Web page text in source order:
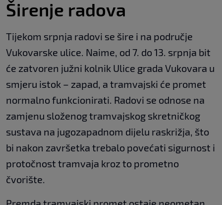
Širenje radova
Tijekom srpnja radovi se šire i na područje
Vukovarske ulice. Naime, od 7. do 13. srpnja bit
će zatvoren južni kolnik Ulice grada Vukovara u
smjeru istok – zapad, a tramvajski će promet
normalno funkcionirati. Radovi se odnose na
zamjenu složenog tramvajskog skretničkog
sustava na jugozapadnom dijelu raskrižja, što
bi nakon završetka trebalo povećati sigurnost i
protočnost tramvaja kroz to prometno
čvorište.